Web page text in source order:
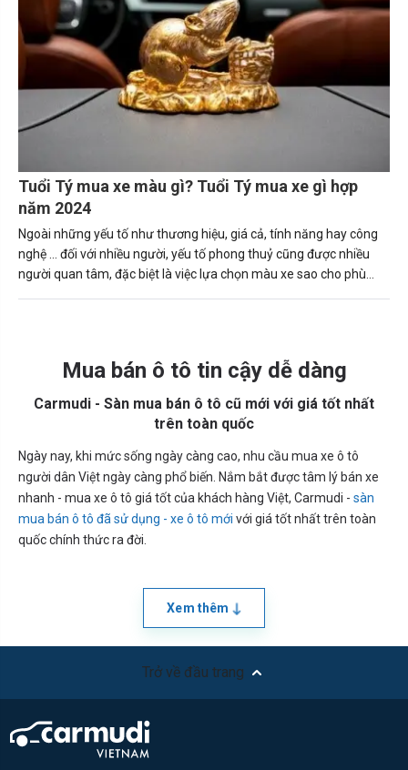
Tuổi Tý mua xe màu gì? Tuổi Tý mua xe gì hợp
năm 2024
Ngoài những yếu tố như thương hiệu, giá cả, tính năng hay công
nghệ … đối với nhiều người, yếu tố phong thuỷ cũng được nhiều
người quan tâm, đặc biệt là việc lựa chọn màu xe sao cho phù
Mua bán ô tô tin cậy dễ dàng
Carmudi - Sàn mua bán ô tô cũ mới với giá tốt nhất
trên toàn quốc
Ngày nay, khi mức sống ngày càng cao, nhu cầu mua xe ô tô
người dân Việt ngày càng phổ biến. Nắm bắt được tâm lý bán xe
nhanh - mua xe ô tô giá tốt của khách hàng Việt, Carmudi - sàn
mua bán ô tô đã sử dụng - xe ô tô mới với giá tốt nhất trên toàn
quốc chính thức ra đời.
Xem thêm
Trở về đầu trang